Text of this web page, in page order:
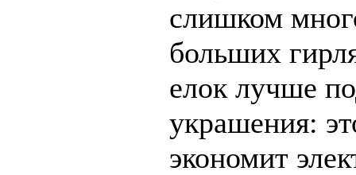
слишком
больших
елок лучше
украшения:
экономит